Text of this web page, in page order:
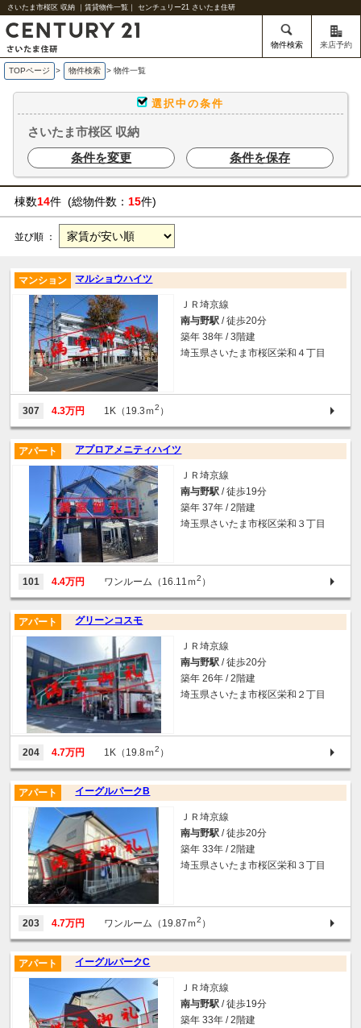
さいたま市桜区 収納 ｜賃貸物件一覧｜ センチュリー21 さいたま住研
物件検索 来店予約
TOPページ > 物件検索 > 物件一覧
選択中の条件
さいたま市桜区 収納
条件を変更
条件を保存
棟数14件 (総物件数： 15件)
並び順 ：
マルショウハイツ
マンション
ＪＲ埼京線
南与野駅 / 徒歩20分
築年 38年 / 3階建
埼玉県さいたま市桜区栄和４丁目
307 4.3万円 1K（19.3ｍ2 ）
アプロアメニティハイツ
アパート
ＪＲ埼京線
南与野駅 / 徒歩19分
築年 37年 / 2階建
埼玉県さいたま市桜区栄和３丁目
101 4.4万円 ワンルーム（16.11ｍ2 ）
グリーンコスモ
アパート
ＪＲ埼京線
南与野駅 / 徒歩20分
築年 26年 / 2階建
埼玉県さいたま市桜区栄和２丁目
204 4.7万円 1K（19.8ｍ2 ）
イーグルパークB
アパート
ＪＲ埼京線
南与野駅 / 徒歩20分
築年 33年 / 2階建
埼玉県さいたま市桜区栄和３丁目
203 4.7万円 ワンルーム（19.87ｍ2 ）
イーグルパークC
アパート
ＪＲ埼京線
南与野駅 / 徒歩19分
築年 33年 / 2階建